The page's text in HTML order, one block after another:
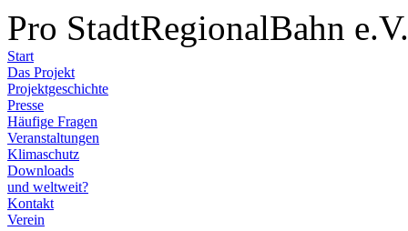
Pro StadtRegionalBahn e.V.
Start
Das Projekt
Projektgeschichte
Presse
Häufige Fragen
Veranstaltungen
Klimaschutz
Downloads
und weltweit?
Kontakt
Verein